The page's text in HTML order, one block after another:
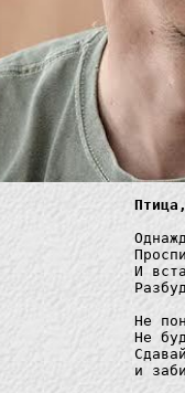
И
Не
Не
и